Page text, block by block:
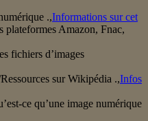
.,Informations sur cet
plateformes Amazon, Fnac,
fichiers d’images
sur Wikipédia .,Infos
ce qu’une image numérique